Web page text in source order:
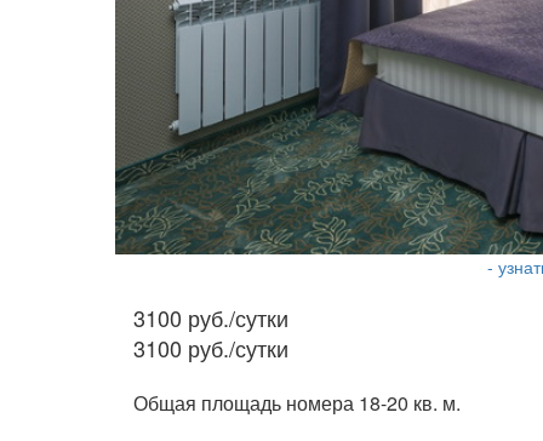
-
3100 руб./сутки
3100 руб./сутки
Общая площадь номера 18-20 кв. м.